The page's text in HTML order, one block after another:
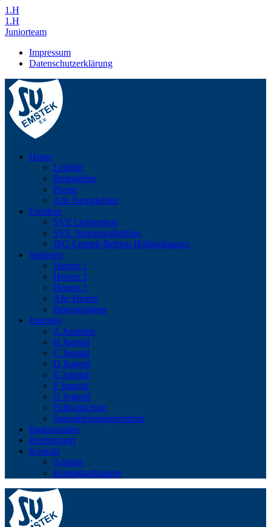
1.H
1.H
Juniorteam
Impressum
Datenschutzerklärung
Home
Leitbild
Beitragliste
Presse
Alle Neuigkeiten
Fanshop
SVE Onlineshop
SVE Vereinskollektion
JSG Emstek-Bethen-Höltinghausen
Senioren
Herren 1
Herren 2
Herren 3
Alte Herren
Begegnungen
Junioren
A Junioren
B Jugend
C Jugend
D Jugend
E Jugend
F Jugend
G Jugend
Fußballschule
Jugendleistungszentrum
Budenzauber
Breitensport
Kontakt
Anfahrt
Kontaktaufnahme